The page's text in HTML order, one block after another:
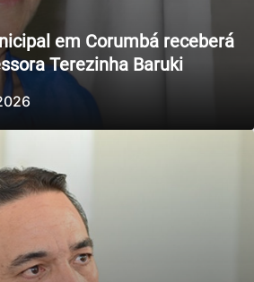
em Corumbá receberá
Terezinha Baruki